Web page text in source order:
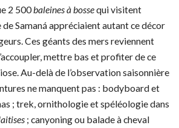
2 500baleines à bossequi visitent
de Samaná appréciaient autant ce décor
Ces géants des mers reviennent
mettre bas et profiter de ce
Au-delà de l’observation saisonnière
ne manquent pas : bodyboard et
; trek, ornithologie et spéléologie dans
; canyoning ou balade à cheval